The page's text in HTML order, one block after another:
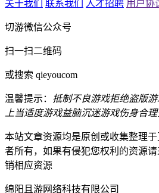
关于我们 联系我们 人才招聘 用户协
切游微信公众号
扫一扫二维码
或搜索 qieyoucom
温馨提示： 抵制不良游戏拒绝盗版游
上当适度游戏益脑沉迷游戏伤身合
本站文章资源均是原创或收集整理
者所有，如果有侵犯您权利的资源
销相应资源
绵阳且游网络科技有限公司